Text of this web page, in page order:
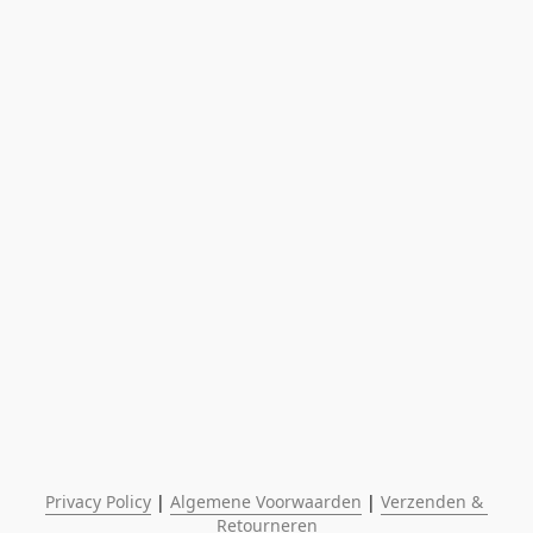
Privacy Policy | Algemene Voorwaarden | Verzenden &
Retourneren